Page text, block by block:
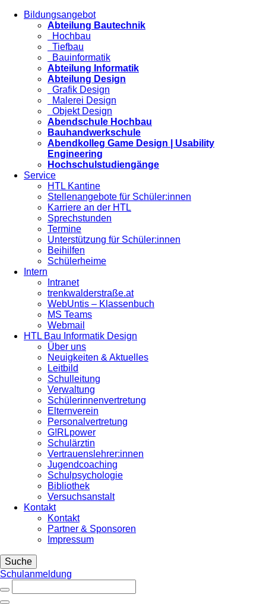
Bildungsangebot
Abteilung Bautechnik
Hochbau
Tiefbau
Bauinformatik
Abteilung Informatik
Abteilung Design
Grafik Design
Malerei Design
Objekt Design
Abendschule Hochbau
Bauhandwerkschule
Abendkolleg Game Design | Usability
Engineering
Hochschulstudiengänge
Service
HTL Kantine
Stellenangebote für Schüler:innen
Karriere an der HTL
Sprechstunden
Termine
Unterstützung für Schüler:innen
Beihilfen
Schülerheime
Intern
Intranet
trenkwalderstraße.at
WebUntis – Klassenbuch
MS Teams
Webmail
HTL Bau Informatik Design
Über uns
Neuigkeiten & Aktuelles
Leitbild
Schulleitung
Verwaltung
Schülerinnenvertretung
Elternverein
Personalvertretung
G!RLpower
Schulärztin
Vertrauenslehrer:innen
Jugendcoaching
Schulpsychologie
Bibliothek
Versuchsanstalt
Kontakt
Kontakt
Partner & Sponsoren
Impressum
Suche
Schulanmeldung